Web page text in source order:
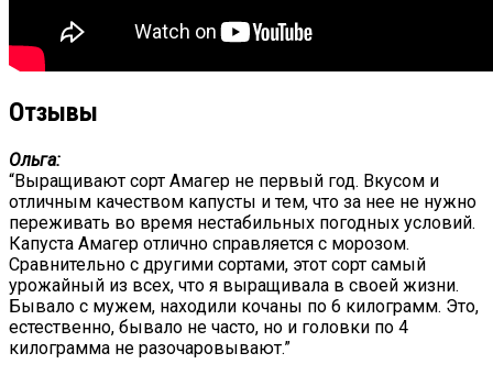
Отзывы
Ольга:
“Выращивают сорт Амагер не первый год. Вкусом и
отличным качеством капусты и тем, что за нее не нужно
переживать во время нестабильных погодных условий.
Капуста Амагер отлично справляется с морозом.
Сравнительно с другими сортами, этот сорт самый
урожайный из всех, что я выращивала в своей жизни.
Бывало с мужем, находили кочаны по 6 килограмм. Это,
естественно, бывало не часто, но и головки по 4
килограмма не разочаровывают.”